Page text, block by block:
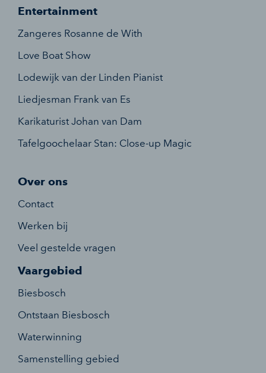
Entertainment
Zangeres Rosanne de With
Love Boat Show
Lodewijk van der Linden Pianist
Liedjesman Frank van Es
Karikaturist Johan van Dam
Tafelgoochelaar Stan: Close-up Magic
Over ons
Contact
Werken bij
Veel gestelde vragen
Vaargebied
Biesbosch
Ontstaan Biesbosch
Waterwinning
Samenstelling gebied